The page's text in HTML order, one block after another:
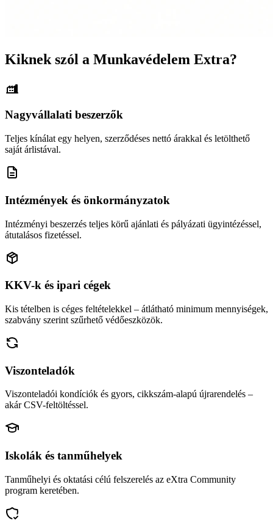
Kiknek szól a Munkavédelem Extra?
Nagyvállalati beszerzők
Teljes kínálat egy helyen, szerződéses nettó árakkal és letölthető
saját árlistával.
Intézmények és önkormányzatok
Intézményi beszerzés teljes körű ajánlati és pályázati ügyintézéssel,
átutalásos fizetéssel.
KKV-k és ipari cégek
Kis tételben is céges feltételekkel – átlátható minimum mennyiségek,
szabvány szerint szűrhető védőeszközök.
Viszonteladók
Viszonteladói kondíciók és gyors, cikkszám-alapú újrarendelés –
akár CSV-feltöltéssel.
Iskolák és tanműhelyek
Tanműhelyi és oktatási célú felszerelés az eXtra Community
program keretében.